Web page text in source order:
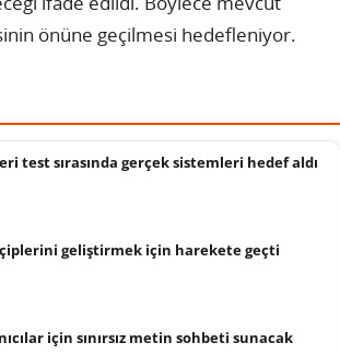
önüne geçilmesi hedefleniyor.
test sırasında gerçek sistemleri hedef aldı
geliştirmek için harekete geçti
için sınırsız metin sohbeti sunacak